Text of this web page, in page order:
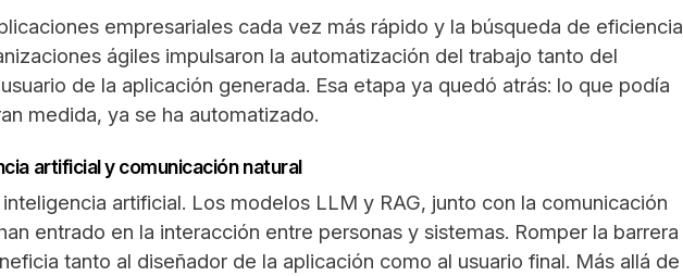
empresariales cada vez más rápido y la búsqueda de eficiencia
ágiles impulsaron la automatización del trabajo tanto del
de la aplicación generada. Esa etapa ya quedó atrás: lo que podía
medida, ya se ha automatizado.
artificial y comunicación natural
artificial. Los modelos LLM y RAG, junto con la comunicación
entrado en la interacción entre personas y sistemas. Romper la barrera
tanto al diseñador de la aplicación como al usuario final. Más allá de